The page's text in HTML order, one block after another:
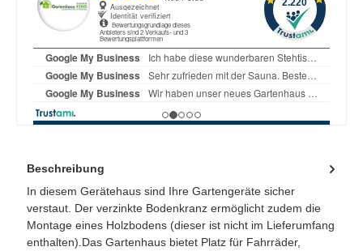
Beschreibung
In diesem Gerätehaus sind Ihre Gartengeräte sicher
verstaut. Der verzinkte Bodenkranz ermöglicht zudem die
Montage eines Holzbodens (dieser ist nicht im Lieferumfang
enthalten).Das Gartenhaus bietet Platz für Fahrräder,